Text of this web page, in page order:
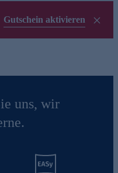
Gutschein aktivieren
uns, wir